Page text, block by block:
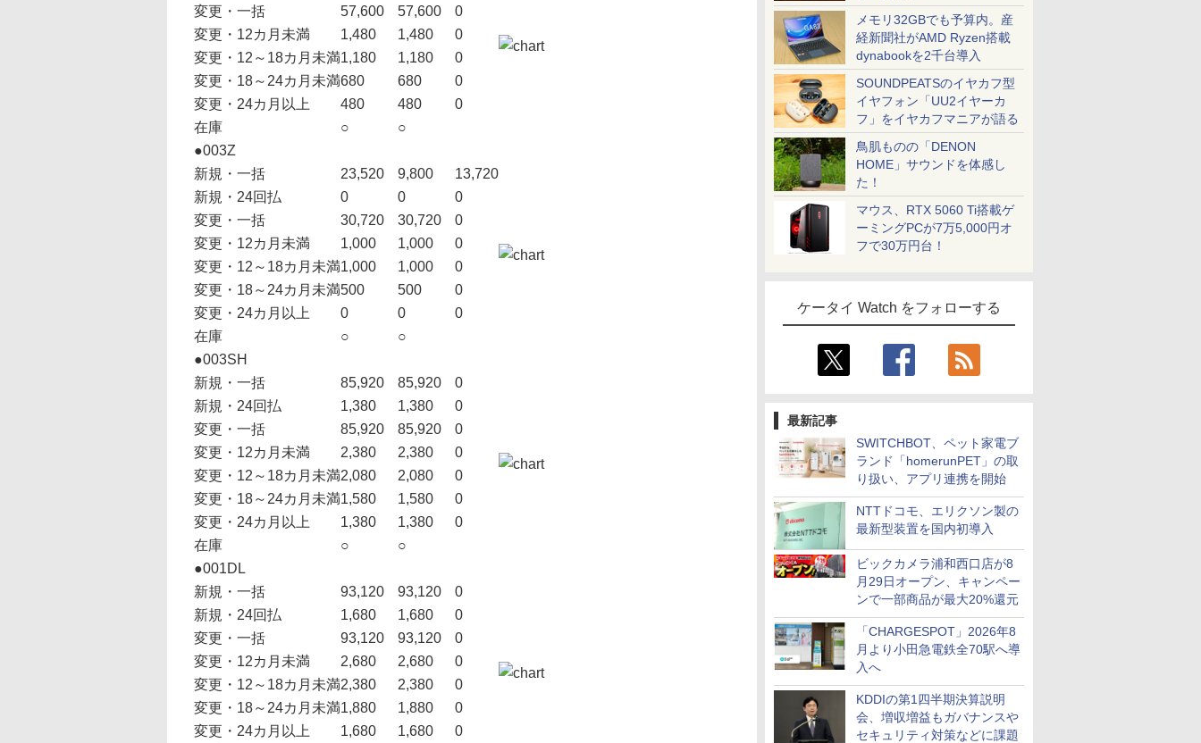
メモリ32GBでも予算内。産
経新聞社がAMD Ryzen搭載
dynabookを2千台導入
SOUNDPEATSのイヤカフ型
イヤフォン「UU2イヤーカ
フ」をイヤカフマニアが語る
鳥肌ものの「DENON
HOME」サウンドを体感し
た！
マウス、RTX 5060 Ti搭載ゲ
ーミングPCが7万5,000円オ
フで30万円台！
ケータイ Watch をフォローする
最新記事
SWITCHBOT、ペット家電ブ
ランド「homerunPET」の取
り扱い、アプリ連携を開始
NTTドコモ、エリクソン製の
最新型装置を国内初導入
ビックカメラ浦和西口店が8
月29日オープン、キャンペー
ンで一部商品が最大20%還元
「CHARGESPOT」2026年8
月より小田急電鉄全70駅へ導
入へ
KDDIの第1四半期決算説明
会、増収増益もガバナンスや
セキュリティ対策などに課題
変更・一括
57,600 57,600
0
変更・12カ月未満
1,480 1,480
0
変更・12～18カ月未満1,180 1,180
0
変更・18～24カ月未満680 680
0
変更・24カ月以上
480 480
0
在庫
○
○
●003Z
新規・一括
23,520 9,800
13,720
新規・24回払
0 0
0
変更・一括
30,720 30,720
0
変更・12カ月未満
1,000 1,000
0
変更・12～18カ月未満1,000 1,000
0
変更・18～24カ月未満500 500
0
変更・24カ月以上
0 0
0
在庫
○
○
●003SH
新規・一括
85,920 85,920
0
新規・24回払
1,380 1,380
0
変更・一括
85,920 85,920
0
変更・12カ月未満
2,380 2,380
0
変更・12～18カ月未満2,080 2,080
0
変更・18～24カ月未満1,580 1,580
0
変更・24カ月以上
1,380 1,380
0
在庫
○
○
●001DL
新規・一括
93,120 93,120
0
新規・24回払
1,680 1,680
0
変更・一括
93,120 93,120
0
変更・12カ月未満
2,680 2,680
0
変更・12～18カ月未満2,380 2,380
0
変更・18～24カ月未満1,880 1,880
0
変更・24カ月以上
1,680 1,680
0